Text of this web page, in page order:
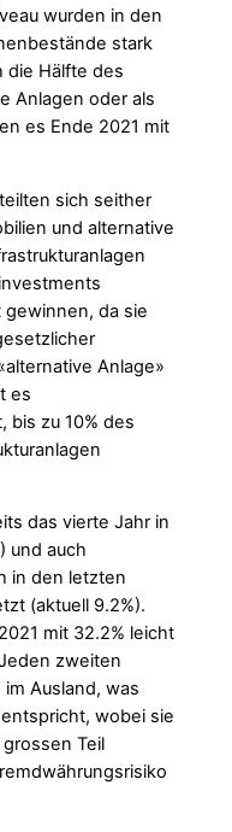
wurden in den
stark
die Hälfte des
Anlagen oder als
es Ende 2021 mit
sich seither
und alternative
da sie
Anlage»
es
bis zu 10% des
das vierte Jahr in
und auch
in den letzten
(aktuell 9.2%).
mit 32.2% leicht
zweiten
Ausland, was
wobei sie
Teil